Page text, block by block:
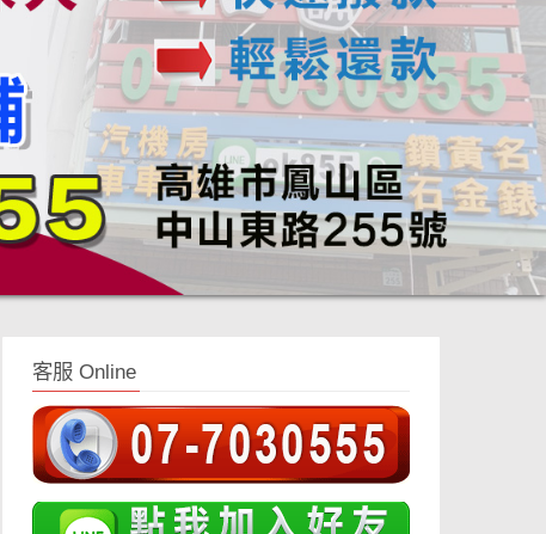
客服 Online